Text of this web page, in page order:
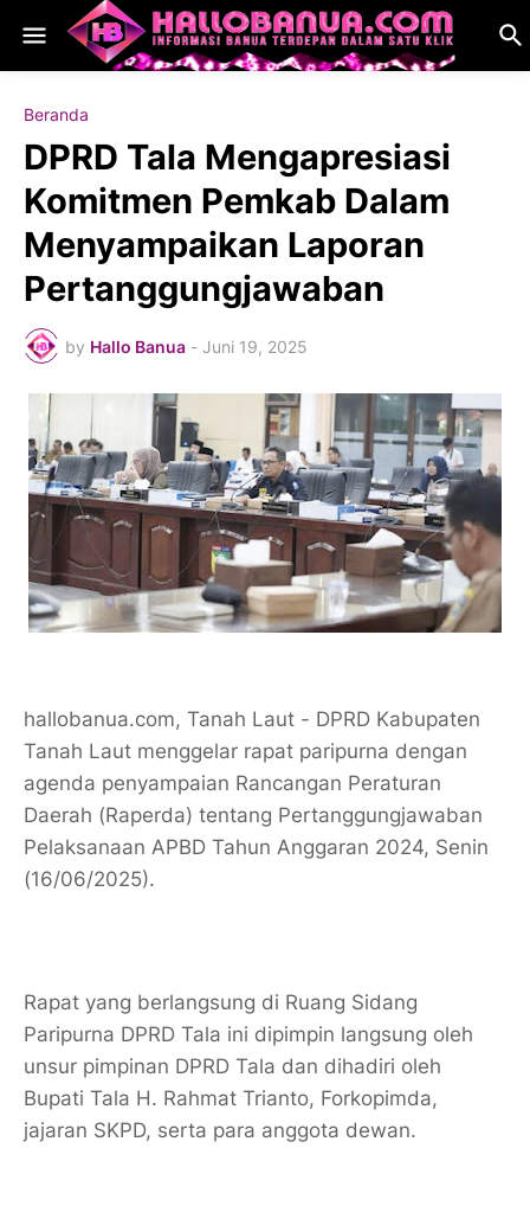
Beranda
DPRD Tala Mengapresiasi
Komitmen Pemkab Dalam
Menyampaikan Laporan
Pertanggungjawaban
by Hallo Banua - Juni 19, 2025
hallobanua.com, Tanah Laut - DPRD Kabupaten
Tanah Laut menggelar rapat paripurna dengan
agenda penyampaian Rancangan Peraturan
Daerah (Raperda) tentang Pertanggungjawaban
Pelaksanaan APBD Tahun Anggaran 2024, Senin
(16/06/2025).
Rapat yang berlangsung di Ruang Sidang
Paripurna DPRD Tala ini dipimpin langsung oleh
unsur pimpinan DPRD Tala dan dihadiri oleh
Bupati Tala H. Rahmat Trianto, Forkopimda,
jajaran SKPD, serta para anggota dewan.